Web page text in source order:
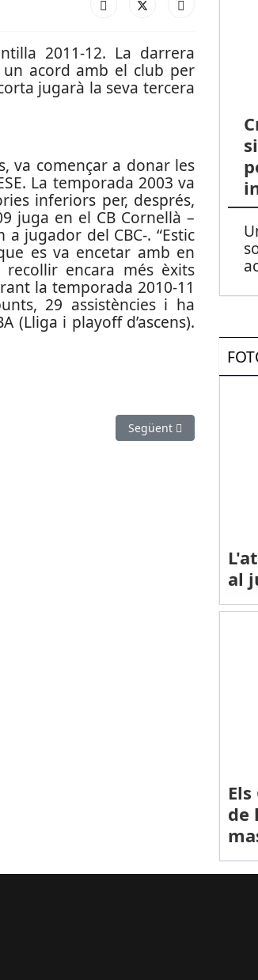
2011-12. La darrera
acord amb el club per
jugarà la seva tercera
va començar a donar les
La temporada 2003 va
inferiors per, després,
juga en el CB Cornellà –
jugador del CBC-. “Estic
es va encetar amb en
encara més èxits
la temporada 2010-11
29 assistències i ha
(Lliga i playoff d’ascens).
Article següent: Rugbi
Següent
al
de